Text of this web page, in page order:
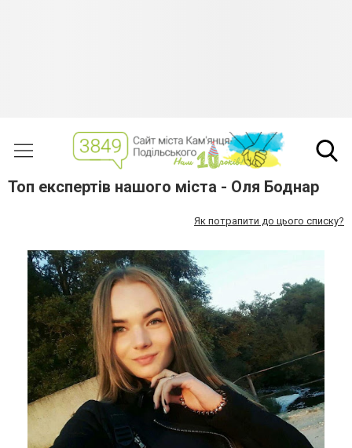
Топ експертів нашого міста - Оля Боднар
Як потрапити до цього списку?